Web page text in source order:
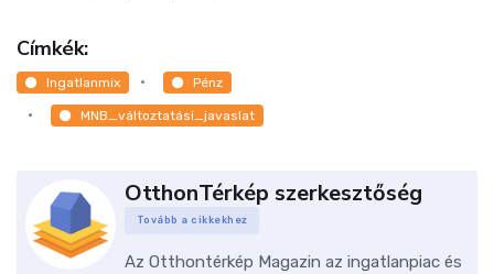
Címkék:
Ingatlanmix Pénz
MNB_változtatási_javaslat
OtthonTérkép szerkesztőség
Tovább a cikkekhez
Az Otthontérkép Magazin az ingatlanpiac és